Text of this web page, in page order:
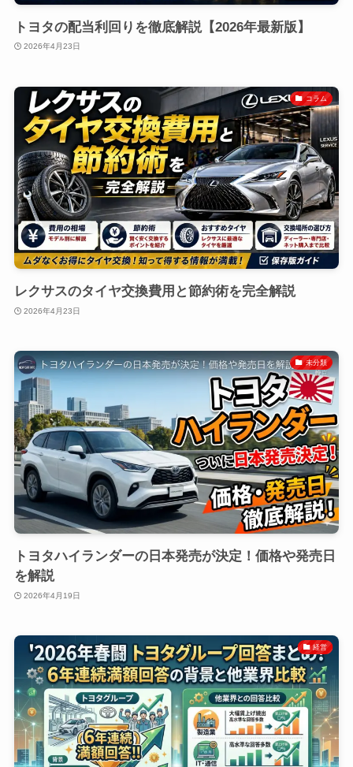
トヨタの配当利回りを徹底解説【2026年最新版】
2026年4月23日
コラム
レクサスのタイヤ交換費用と節約術を完全解説
2026年4月23日
未分類
トヨタハイランダーの日本発売が決定！価格や発売日
を解説
2026年4月19日
経営